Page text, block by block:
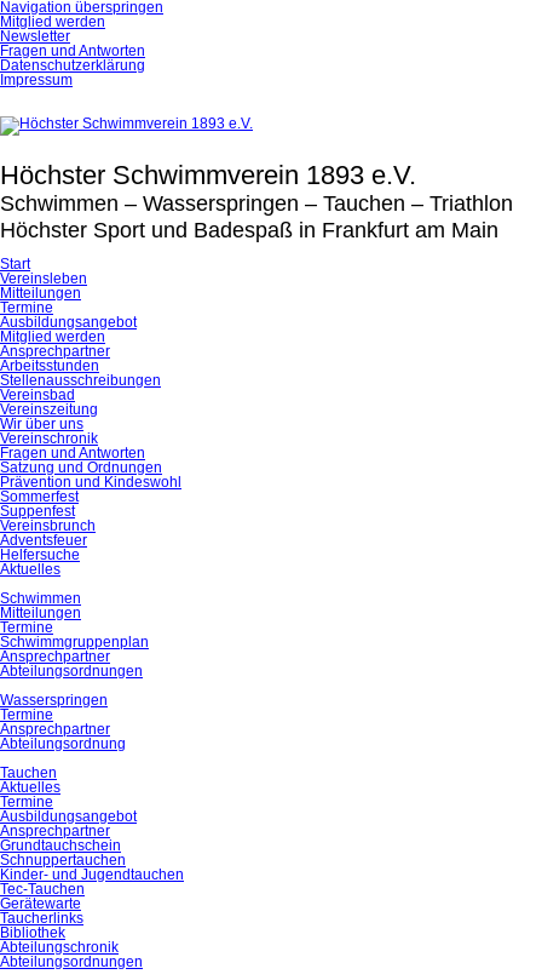
Navigation überspringen
Mitglied werden
Newsletter
Fragen und Antworten
Datenschutzerklärung
Impressum
Höchster Schwimmverein 1893 e.V.
Schwimmen – Wasserspringen – Tauchen – Triathlon
Höchster Sport und Badespaß in Frankfurt am Main
Start
Vereinsleben
Mitteilungen
Termine
Ausbildungsangebot
Mitglied werden
Ansprechpartner
Arbeitsstunden
Stellenausschreibungen
Vereinsbad
Vereinszeitung
Wir über uns
Vereinschronik
Fragen und Antworten
Satzung und Ordnungen
Prävention und Kindeswohl
Sommerfest
Suppenfest
Vereinsbrunch
Adventsfeuer
Helfersuche
Aktuelles
Schwimmen
Mitteilungen
Termine
Schwimmgruppenplan
Ansprechpartner
Abteilungsordnungen
Wasserspringen
Termine
Ansprechpartner
Abteilungsordnung
Tauchen
Aktuelles
Termine
Ausbildungsangebot
Ansprechpartner
Grundtauchschein
Schnuppertauchen
Kinder- und Jugendtauchen
Tec-Tauchen
Gerätewarte
Taucherlinks
Bibliothek
Abteilungschronik
Abteilungsordnungen